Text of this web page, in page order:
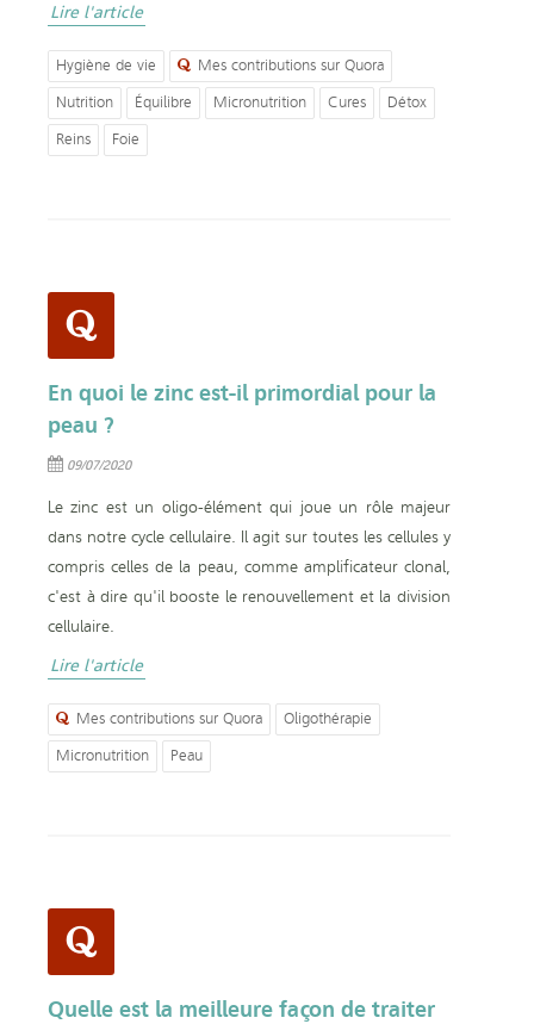
Lire l'article
Hygiène de vie
Mes contributions sur Quora
Nutrition
Équilibre Micronutrition Cures
Détox
Reins
Foie
En quoi le zinc est-il primordial pour la
peau ?
09/07/2020
Le zinc est un oligo-élément qui joue un rôle majeur
dans notre cycle cellulaire. Il agit sur toutes les cellules y
compris celles de la peau, comme amplificateur clonal,
c'est à dire qu'il booste le renouvellement et la division
cellulaire.
Lire l'article
Mes contributions sur Quora
Oligothérapie
Micronutrition
Peau
Quelle est la meilleure façon de traiter